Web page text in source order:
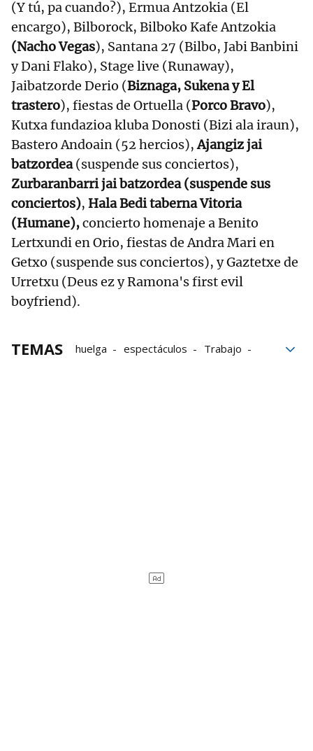
(Y tú, pa cuando?), Ermua Antzokia (El
encargo), Bilborock, Bilboko Kafe Antzokia
(Nacho Vegas), Santana 27 (Bilbo, Jabi Banbini
y Dani Flako), Stage live (Runaway),
Jaibatzorde Derio (Biznaga, Sukena y El
trastero), fiestas de Ortuella (Porco Bravo),
Kutxa fundazioa kluba Donosti (Bizi ala iraun),
Bastero Andoain (52 hercios),Ajangiz jai
batzordea(suspende sus conciertos),
Zurbaranbarri jai batzordea (suspende sus
conciertos), Hala Bedi taberna Vitoria
(Humane),concierto homenaje a Benito
Lertxundi en Orio, fiestas de Andra Mari en
Getxo (suspende sus conciertos), y Gaztetxe de
Urretxu (Deus ez y Ramona's first evil
boyfriend).
TEMAS huelga espectáculos
Trabajo